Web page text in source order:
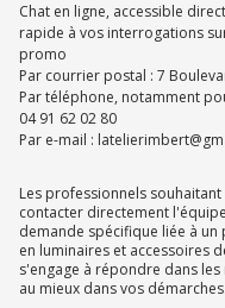
Chat en ligne, accessible
rapide à vos interrogations
promo
Par courrier postal : 7
Par téléphone, notamment
04 91 62 02 80
Par e-mail :
Les professionnels
contacter directement
demande spécifique liée à
en luminaires et accessoires
s'engage à répondre dans
au mieux dans vos démarches.